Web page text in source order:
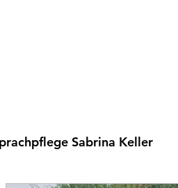
Sabrina Keller